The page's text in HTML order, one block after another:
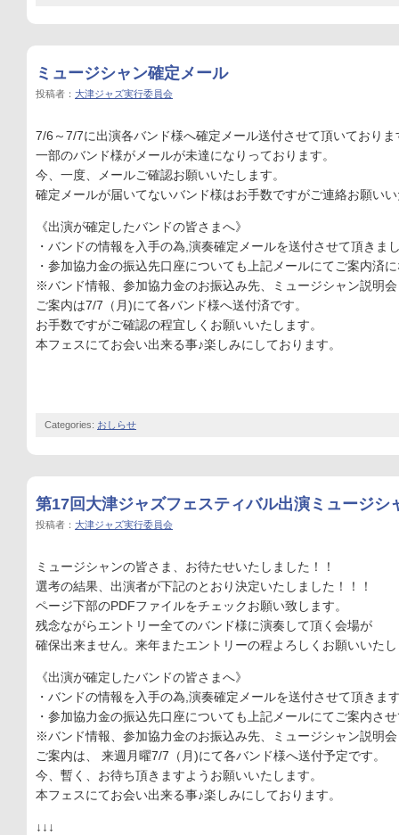
ミュージシャン確定メール
投稿者： 大津ジャズ実行委員会
7/6～7/7に出演各バンド様へ確定メール送付させて頂いておりま
一部のバンド様がメールが未達になりっております。
今、一度、メールご確認お願いいたします。
確定メールが届いてないバンド様はお手数ですがご連絡お願い
《出演が確定したバンドの皆さまへ》
・バンドの情報を入手の為,演奏確定メールを送付させて頂きま
・参加協力金の振込先口座についても上記メールにてご案内済
※バンド情報、参加協力金のお振込み先、ミュージシャン説明
ご案内は7/7（月)にて各バンド様へ送付済です。
お手数ですがご確認の程宜しくお願いいたします。
本フェスにてお会い出来る事♪楽しみにしております。
Categories: おしらせ
第17回大津ジャズフェスティバル出演ミュージシ
投稿者： 大津ジャズ実行委員会
ミュージシャンの皆さま、お待たせいたしました！！
選考の結果、出演者が下記のとおり決定いたしました！！！
ページ下部のPDFファイルをチェックお願い致します。
残念ながらエントリー全てのバンド様に演奏して頂く会場が
確保出来ません。来年またエントリーの程よろしくお願いいた
《出演が確定したバンドの皆さまへ》
・バンドの情報を入手の為,演奏確定メールを送付させて頂きま
・参加協力金の振込先口座についても上記メールにてご案内さ
※バンド情報、参加協力金のお振込み先、ミュージシャン説明
ご案内は、 来週月曜7/7（月)にて各バンド様へ送付予定です。
今、暫く、お待ち頂きますようお願いいたします。
本フェスにてお会い出来る事♪楽しみにしております。
↓↓↓